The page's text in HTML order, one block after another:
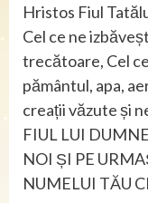
Hristos Fiul
Cel ce ne
trecătoare, Cel
pământul, apa,
creații văzute și
FIUL LUI
NOI ȘI PE
NUMELUI TĂU